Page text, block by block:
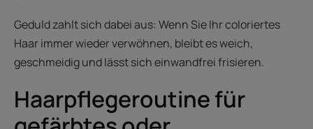
Geduld zahlt sich dabei aus: Wenn Sie Ihr coloriertes
Haar immer wieder verwöhnen, bleibt es weich,
geschmeidig und lässt sich einwandfrei frisieren.
Haarpflegeroutine für